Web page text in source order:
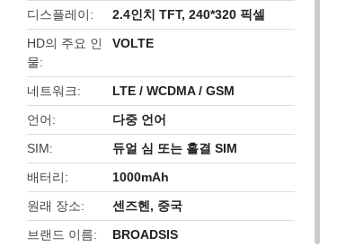
디스플레이
2.4인치 TFT, 240*320 픽셀
HD의 주요 인
물
VOLTE
네트워크
LTE / WCDMA / GSM
언어
다중 언어
SIM
듀얼 심 또는 홀결 SIM
배터리
1000mAh
원래 장소
센즈헨, 중국
브랜드 이름
BROADSIS